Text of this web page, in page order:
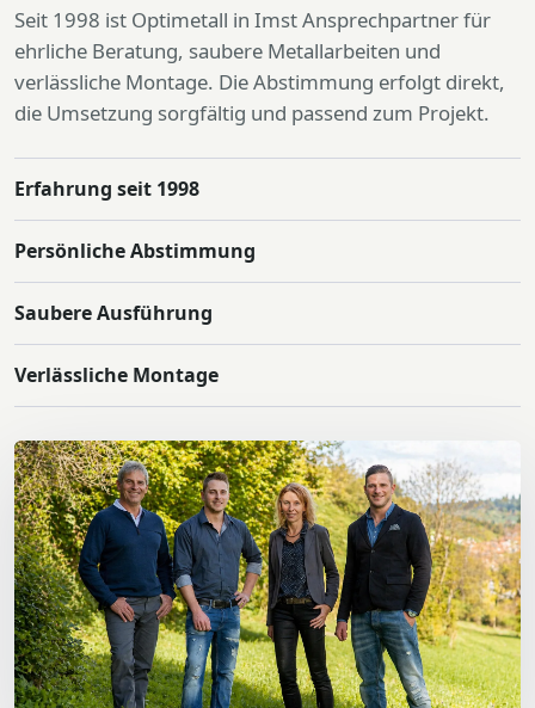
Seit 1998 ist Optimetall in Imst Ansprechpartner für
ehrliche Beratung, saubere Metallarbeiten und
verlässliche Montage. Die Abstimmung erfolgt direkt,
die Umsetzung sorgfältig und passend zum Projekt.
Erfahrung seit 1998
Persönliche Abstimmung
Saubere Ausführung
Verlässliche Montage